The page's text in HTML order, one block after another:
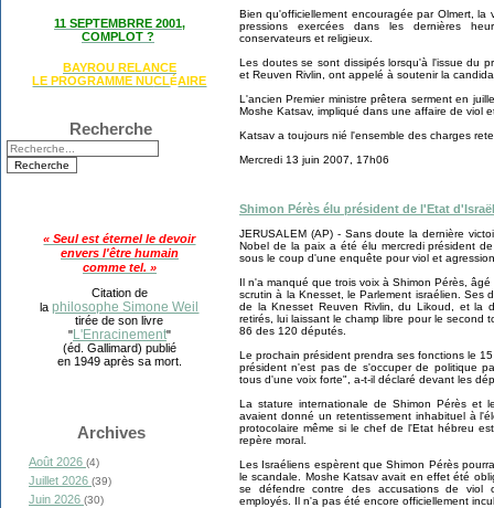
11 SEPTEMBRRE 2001,
COMPLOT ?
BAYROU RELANCE
LE PROGRAMME NUCLÉAIRE
Recherche
« Seul est éternel le devoir
envers l'être humain
comme tel. »
Citation de
laphilosophe Simone Weil
tirée de son livre
"L'Enracinement"
(éd. Gallimard) publié
en 1949 après sa mort.
Archives
Août 2026 (4)
Juillet 2026 (39)
Juin 2026 (30)
Bien qu'officiellement encouragée par Olmert,
pressions exercées dans les dernières
conservateurs et religieux.
Les doutes se sont dissipés lorsqu'à l'issue du
et Reuven Rivlin, ont appelé à soutenir la
L'ancien Premier ministre prêtera serment en
Moshe Katsav, impliqué dans une affaire de viol
Katsav a toujours nié l'ensemble des charges
Mercredi 13 juin 2007, 17h06
Shimon Pérès élu président de l'Etat d'Israël
JERUSALEM (AP) - Sans doute la dernière
Nobel de la paix a été élu mercredi président
sous le coup d'une enquête pour viol et
Il n'a manqué que trois voix à Shimon Pérès,
scrutin à la Knesset, le Parlement israélien. Ses
de la Knesset Reuven Rivlin, du Likoud, et la
retirés, lui laissant le champ libre pour le second
86 des 120 députés.
Le prochain président prendra ses fonctions le
président n'est pas de s'occuper de politique
tous d'une voix forte", a-t-il déclaré devant les
La stature internationale de Shimon Pérès et
avaient donné un retentissement inhabituel à
protocolaire même si le chef de l'Etat hébreu
repère moral.
Les Israéliens espèrent que Shimon Pérès
le scandale. Moshe Katsav avait en effet été
se défendre contre des accusations de viol
employés. Il n'a pas été encore officiellement